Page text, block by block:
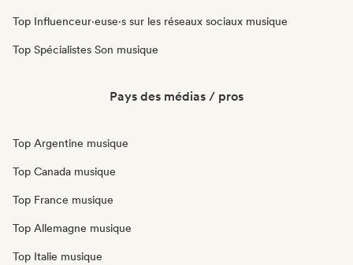
Top Influenceur·euse·s sur les réseaux sociaux musique
Top Spécialistes Son musique
Pays des médias / pros
Top Argentine musique
Top Canada musique
Top France musique
Top Allemagne musique
Top Italie musique